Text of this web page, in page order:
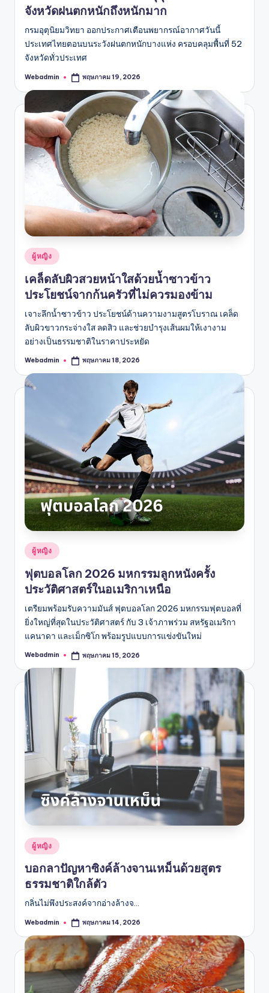
จังหวัดฝนตกหนักถึงหนักมาก
กรมอุตุนิยมวิทยา ออกประกาศเตือนพยากรณ์อากาศวันนี้
ประเทศไทยตอนบนระวังฝนตกหนักบางแห่ง ครอบคลุมพื้นที่ 52
จังหวัดทั่วประเทศ
Posted
Webadmin พฤษภาคม 19, 2026
Posted
in
ผู้หญิง
เคล็ดลับผิวสวยหน้าใสด้วยน้ำซาวข้าว
ประโยชน์จากก้นครัวที่ไม่ควรมองข้าม
เจาะลึกน้ำซาวข้าว ประโยชน์ด้านความงามสูตรโบราณ เคล็ด
ลับผิวขาวกระจ่างใส ลดสิว และช่วยบำรุงเส้นผมให้เงางาม
อย่างเป็นธรรมชาติในราคาประหยัด
Posted
Webadmin พฤษภาคม 18, 2026
Posted
ผู้หญิง
ฟุตบอลโลก 2026 มหกรรมลูกหนังครั้ง
ประวัติศาสตร์ในอเมริกาเหนือ
เตรียมพร้อมรับความมันส์ ฟุตบอลโลก 2026 มหกรรมฟุตบอลที่
ยิ่งใหญ่ที่สุดในประวัติศาสตร์ กับ 3 เจ้าภาพร่วม สหรัฐอเมริกา
แคนาดา และเม็กซิโก พร้อมรูปแบบการแข่งขันใหม่
Posted
Webadmin พฤษภาคม 15, 2026
Posted
in
ผู้หญิง
บอกลาปัญหาซิงค์ล้างจานเหม็นด้วยสูตร
ธรรมชาติใกล้ตัว
กลิ่นไม่พึงประสงค์จากอ่างล้างจ…
Posted
Webadmin พฤษภาคม 14, 2026